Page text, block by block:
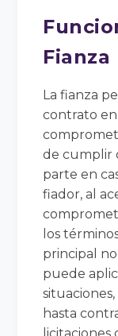
Fianza
La fianza
contrato
de cumplir
parte en
fiador, al
los
principal
puede
hasta